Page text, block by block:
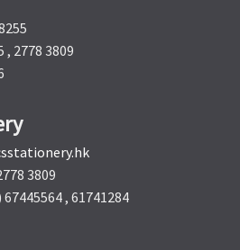
, 2778 3809
3809
, 61741284